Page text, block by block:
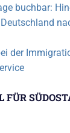
buchbar:
der
FÜR